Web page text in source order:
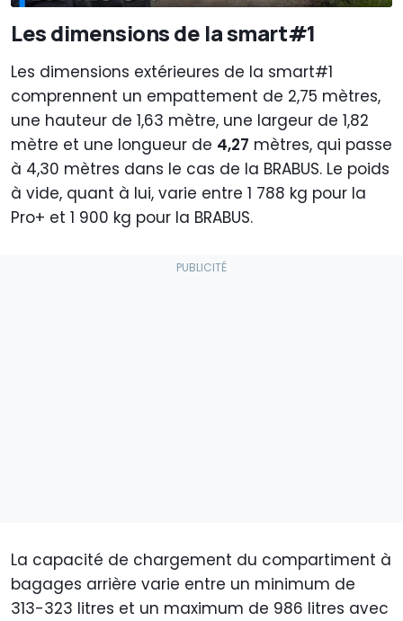
Les dimensions de la smart#1
Les dimensions extérieures de la smart#1
comprennent un empattement de 2,75 mètres,
une hauteur de 1,63 mètre, une largeur de 1,82
mètre et une longueur de 4,27 mètres, qui passe
à 4,30 mètres dans le cas de la BRABUS. Le poids
à vide, quant à lui, varie entre 1 788 kg pour la
Pro+ et 1 900 kg pour la BRABUS.
La capacité de chargement du compartiment à
bagages arrière varie entre un minimum de
313-323 litres et un maximum de 986 litres avec